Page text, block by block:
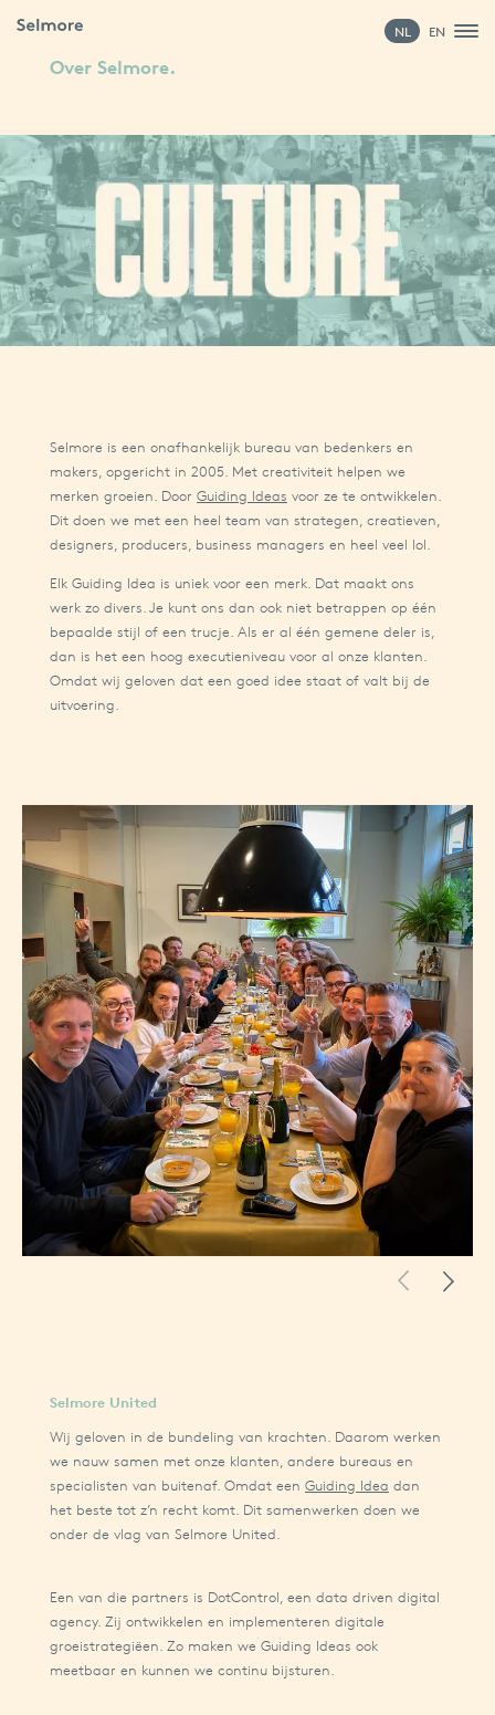
NL EN
Over Selmore.
Selmore is een onafhankelijk bureau van bedenkers en
makers, opgericht in 2005. Met creativiteit helpen we
merken groeien. Door Guiding Ideas voor ze te ontwikkelen.
Dit doen we met een heel team van strategen, creatieven,
designers, producers, business managers en heel veel lol.
Elk Guiding Idea is uniek voor een merk. Dat maakt ons
werk zo divers. Je kunt ons dan ook niet betrappen op één
bepaalde stijl of een trucje. Als er al één gemene deler is,
dan is het een hoog executieniveau voor al onze klanten.
Omdat wij geloven dat een goed idee staat of valt bij de
uitvoering.
Selmore United
Wij geloven in de bundeling van krachten. Daarom werken
we nauw samen met onze klanten, andere bureaus en
specialisten van buitenaf. Omdat een Guiding Idea dan
het beste tot z’n recht komt. Dit samenwerken doen we
onder de vlag van Selmore United.
Een van die partners is DotControl, een data driven digital
agency. Zij ontwikkelen en implementeren digitale
groeistrategiëen. Zo maken we Guiding Ideas ook
meetbaar en kunnen we continu bijsturen.